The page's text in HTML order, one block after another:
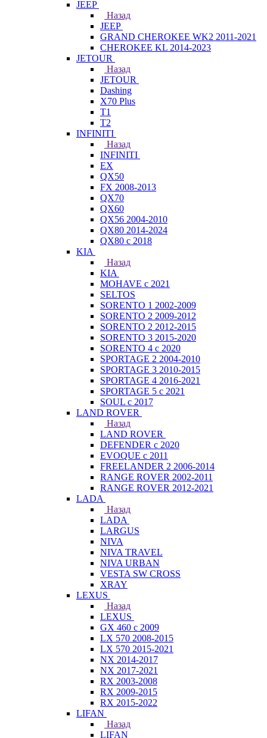
JEEP
Назад
JEEP
GRAND CHEROKEE WK2 2011-2021
CHEROKEE KL 2014-2023
JETOUR
Назад
JETOUR
Dashing
X70 Plus
T1
T2
INFINITI
Назад
INFINITI
EX
QX50
FX 2008-2013
QX70
QX60
QX56 2004-2010
QX80 2014-2024
QX80 c 2018
KIA
Назад
KIA
MOHAVE с 2021
SELTOS
SORENTO 1 2002-2009
SORENTO 2 2009-2012
SORENTO 2 2012-2015
SORENTO 3 2015-2020
SORENTO 4 с 2020
SPORTAGE 2 2004-2010
SPORTAGE 3 2010-2015
SPORTAGE 4 2016-2021
SPORTAGE 5 с 2021
SOUL с 2017
LAND ROVER
Назад
LAND ROVER
DEFENDER с 2020
EVOQUE с 2011
FREELANDER 2 2006-2014
RANGE ROVER 2002-2011
RANGE ROVER 2012-2021
LADA
Назад
LADA
LARGUS
NIVA
NIVA TRAVEL
NIVA URBAN
VESTA SW CROSS
XRAY
LEXUS
Назад
LEXUS
GX 460 с 2009
LX 570 2008-2015
LX 570 2015-2021
NX 2014-2017
NX 2017-2021
RX 2003-2008
RX 2009-2015
RX 2015-2022
LIFAN
Назад
LIFAN